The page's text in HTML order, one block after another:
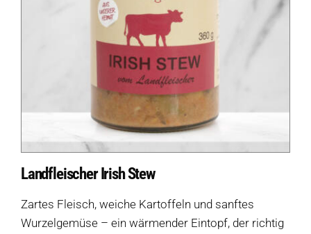
Landfleischer Irish Stew
Zartes Fleisch, weiche Kartoffeln und sanftes
Wurzelgemüse – ein wärmender Eintopf, der richtig